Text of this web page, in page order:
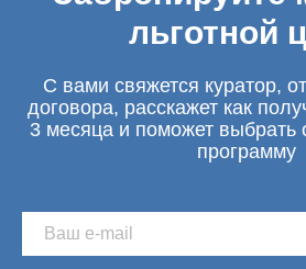
льготной
С вами свяжется куратор,
договора, расскажет как
3 месяца и поможет выбрать
программу